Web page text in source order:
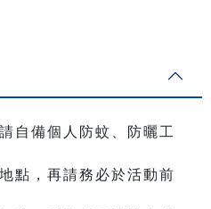
自備個人防蚊、防曬工
點，再請務必於活動前